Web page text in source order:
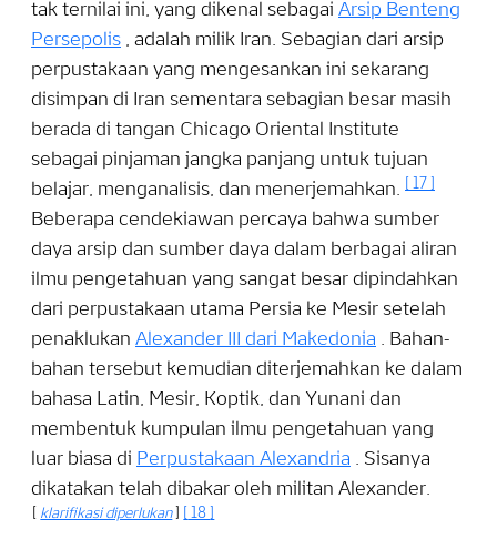
tak ternilai ini, yang dikenal sebagai Arsip Benteng
Persepolis , adalah milik Iran. Sebagian dari arsip
perpustakaan yang mengesankan ini sekarang
disimpan di Iran sementara sebagian besar masih
berada di tangan Chicago Oriental Institute
sebagai pinjaman jangka panjang untuk tujuan
belajar, menganalisis, dan menerjemahkan.
17
Beberapa cendekiawan percaya bahwa sumber
daya arsip dan sumber daya dalam berbagai aliran
ilmu pengetahuan yang sangat besar dipindahkan
dari perpustakaan utama Persia ke Mesir setelah
penaklukan Alexander III dari Makedonia . Bahan-
bahan tersebut kemudian diterjemahkan ke dalam
bahasa Latin, Mesir, Koptik, dan Yunani dan
membentuk kumpulan ilmu pengetahuan yang
luar biasa di Perpustakaan Alexandria . Sisanya
dikatakan telah dibakar oleh militan Alexander.
klarifikasi diperlukan] 18